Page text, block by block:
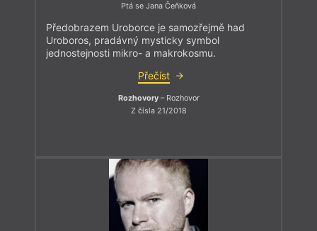
Ptá se Jana Čeňková
Předobrazem Uroborce je samozřejmě had
Uroboros, pradávný mysticky symbol
jednostejnosti mikro- a makrokosmu.
Přečíst
Rozhovory– Rozhovor
Z čísla 21/2018